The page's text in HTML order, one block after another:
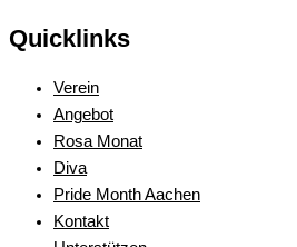
Quicklinks
Verein
Angebot
Rosa Monat
Diva
Pride Month Aachen
Kontakt